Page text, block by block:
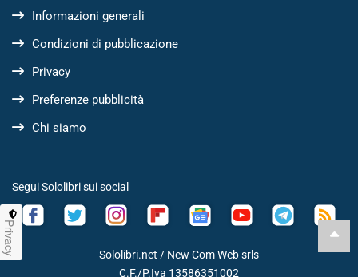
Informazioni generali
Condizioni di pubblicazione
Privacy
Preferenze pubblicità
Chi siamo
Segui Sololibri sui social
Sololibri.net / New Com Web srls
C.F./P.Iva 13586351002
Privacy